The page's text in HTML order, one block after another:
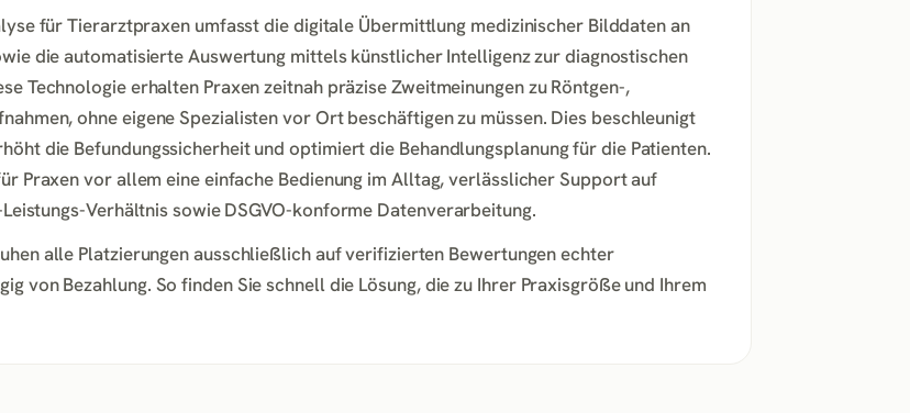
für Tierarztpraxen umfasst die digitale Übermittlung medizinischer Bilddaten an
die automatisierte Auswertung mittels künstlicher Intelligenz zur diagnostischen
Technologie erhalten Praxen zeitnah präzise Zweitmeinungen zu Röntgen-,
ohne eigene Spezialisten vor Ort beschäftigen zu müssen. Dies beschleunigt
die Befundungssicherheit und optimiert die Behandlungsplanung für die Patienten.
Praxen vor allem eine einfache Bedienung im Alltag, verlässlicher Support auf
Verhältnis sowie DSGVO-konforme Datenverarbeitung.
alle Platzierungen ausschließlich auf verifizierten Bewertungen echter
von Bezahlung. So finden Sie schnell die Lösung, die zu Ihrer Praxisgröße und Ihrem